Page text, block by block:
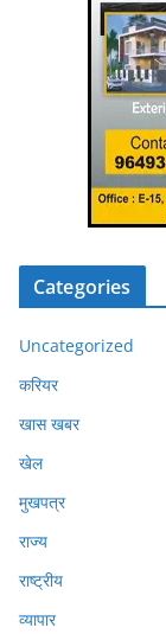
Categories
Uncategorized
करियर
खास खबर
खेल
मुखपत्र
राज्य
राष्ट्रीय
व्यापार